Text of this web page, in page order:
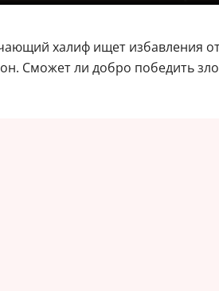
халиф ищет избавления
Сможет ли добро победить